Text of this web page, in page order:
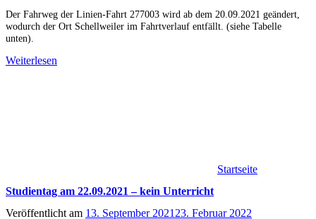
Der Fahrweg der Linien-Fahrt 277003 wird ab dem 20.09.2021 geändert,
wodurch der Ort Schellweiler im Fahrtverlauf entfällt. (siehe Tabelle
unten).
Weiterlesen
Startseite
Studientag am 22.09.2021 – kein Unterricht
Veröffentlicht am 13. September 202123. Februar 2022